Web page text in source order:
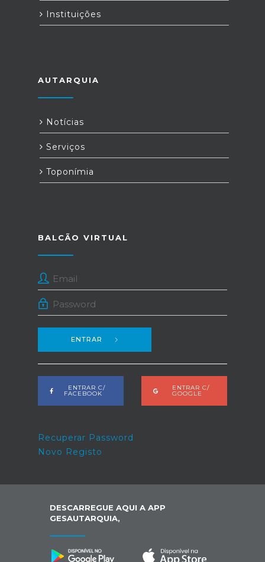
Instituições
AUTARQUIA
Notícias
Serviços
Toponímia
BALCÃO VIRTUAL
ENTRAR
ENTRAR C/
FACEBOOK
ENTRAR C/
GOOGLE
Recuperar Password
Novo Registo
DESCARREGUE AQUI A APP
GESAUTARQUIA,